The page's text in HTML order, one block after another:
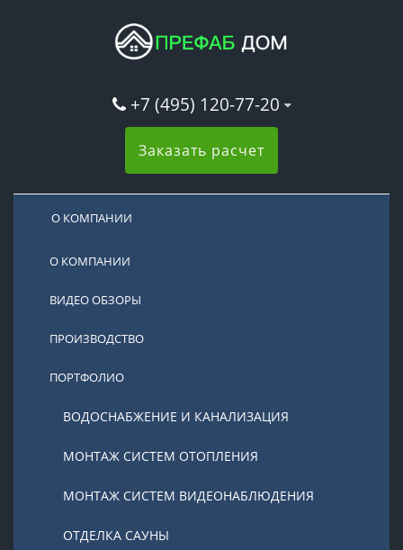
+7 (495) 120-77-20
Заказать расчет
О КОМПАНИИ
О КОМПАНИИ
ВИДЕО ОБЗОРЫ
ПРОИЗВОДСТВО
ПОРТФОЛИО
ВОДОСНАБЖЕНИЕ И КАНАЛИЗАЦИЯ
МОНТАЖ СИСТЕМ ОТОПЛЕНИЯ
МОНТАЖ СИСТЕМ ВИДЕОНАБЛЮДЕНИЯ
ОТДЕЛКА САУНЫ